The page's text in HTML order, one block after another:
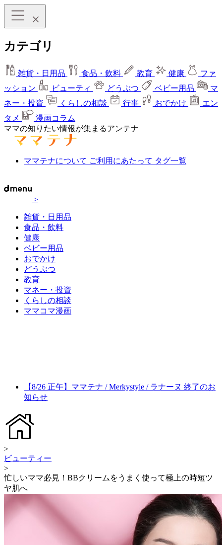
カテゴリ
雑貨・日用品 食品・飲料 教育 健康
ファ
ッション
ビューティ どうぶつ ベビー用品
マ
ネー・投資
くらしの相談 行事 おでかけ
エン
タメ
漫画コラム
ママの知りたい情報が集まるアンテナ
ママテナについて ご利用にあたって タグ一覧
>
雑貨・日用品
食品・飲料
健康
ベビー用品
おでかけ
どうぶつ
教育
マネー・投資
くらしの相談
ママコマ漫画
【8/26 正午】ママテナ / Merkystyle / ラナーヌ 終了のお
知らせ
>
ビューティー
>
忙しいママ必見！BBクリームをうまく使って極上の時短ツ
ヤ肌へ